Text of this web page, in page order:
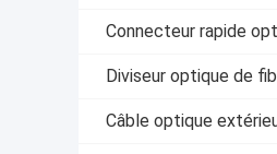
Connecteur rapide
Diviseur optique de
Câble optique